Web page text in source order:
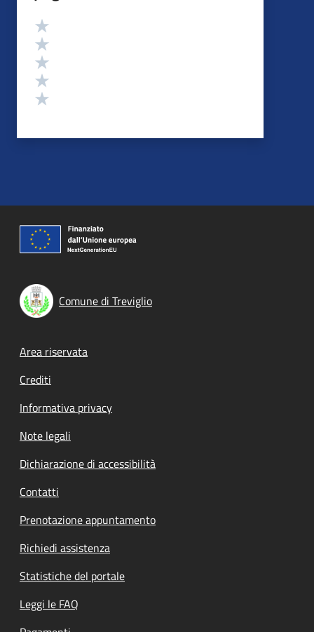
Valutazione
Comune di Treviglio
Footer menu
Area riservata
Crediti
Informativa privacy
Note legali
Dichiarazione di accessibilità
Contatti
Prenotazione appuntamento
Richiedi assistenza
Statistiche del portale
Leggi le FAQ